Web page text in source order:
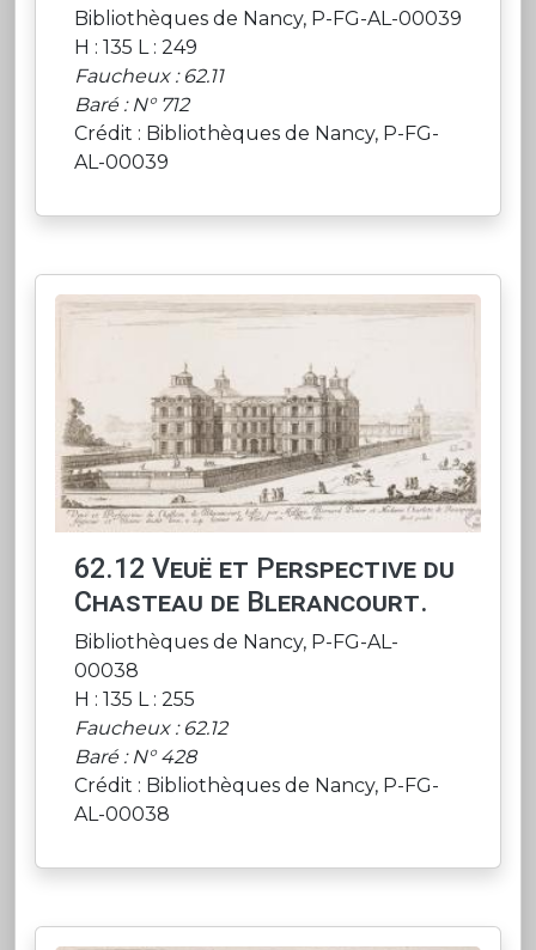
Bibliothèques de Nancy, P-FG-AL-00039
H : 135 L : 249
Faucheux : 62.11
Baré : N° 712
Crédit : Bibliothèques de Nancy, P-FG-
AL-00039
62.12 Veuë et Perspective du
Chasteau de Blerancourt.
Bibliothèques de Nancy, P-FG-AL-
00038
H : 135 L : 255
Faucheux : 62.12
Baré : N° 428
Crédit : Bibliothèques de Nancy, P-FG-
AL-00038